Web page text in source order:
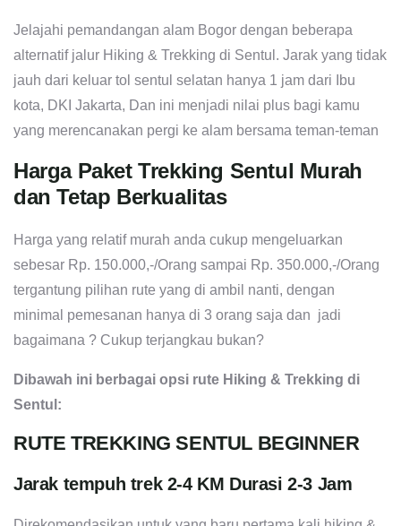
Jelajahi pemandangan alam Bogor dengan beberapa
alternatif jalur Hiking & Trekking di Sentul. Jarak yang tidak
jauh dari keluar tol sentul selatan hanya 1 jam dari Ibu
kota, DKI Jakarta, Dan ini menjadi nilai plus bagi kamu
yang merencanakan pergi ke alam bersama teman-teman
Harga Paket Trekking Sentul Murah
dan Tetap Berkualitas
Harga yang relatif murah anda cukup mengeluarkan
sebesar Rp. 150.000,-/Orang sampai Rp. 350.000,-/Orang
tergantung pilihan rute yang di ambil nanti, dengan
minimal pemesanan hanya di 3 orang saja dan jadi
bagaimana ? Cukup terjangkau bukan?
Dibawah ini berbagai opsi rute Hiking & Trekking di
Sentul:
RUTE TREKKING SENTUL BEGINNER
Jarak tempuh trek 2-4 KM Durasi 2-3 Jam